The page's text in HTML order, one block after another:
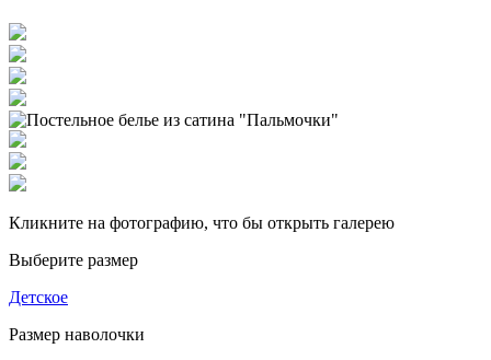
Кликните на фотографию, что бы открыть галерею
Выберите размер
Детское
Размер наволочки